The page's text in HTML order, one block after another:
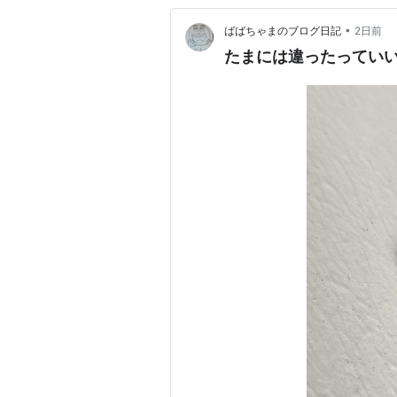
ばばちゃまのブログ日記 • 2日前
たまには違ったってい